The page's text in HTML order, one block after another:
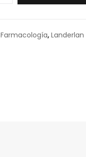
Farmacología, Landerlan